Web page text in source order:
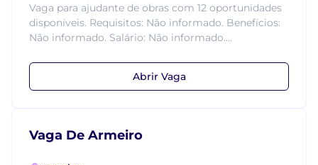
Vaga para ajudante de obras com 12 oportunidades
disponíveis. Requisitos: Não informado. Benefícios:
Não informado. Salário: Não informado....
Abrir Vaga
Vaga De Armeiro